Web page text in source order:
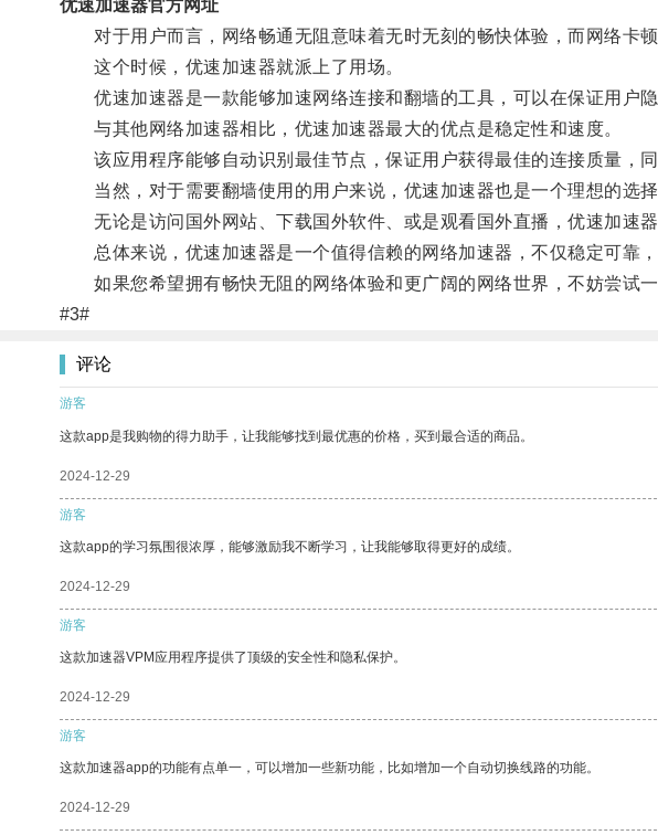
优速加速器官方网址
对于用户而言，网络畅通无阻意味着无时无刻的畅快体验，而网络卡顿
这个时候，优速加速器就派上了用场。
优速加速器是一款能够加速网络连接和翻墙的工具，可以在保证用户
与其他网络加速器相比，优速加速器最大的优点是稳定性和速度。
该应用程序能够自动识别最佳节点，保证用户获得最佳的连接质量，同
当然，对于需要翻墙使用的用户来说，优速加速器也是一个理想的选择
无论是访问国外网站、下载国外软件、或是观看国外直播，优速加速器
总体来说，优速加速器是一个值得信赖的网络加速器，不仅稳定可靠，
如果您希望拥有畅快无阻的网络体验和更广阔的网络世界，不妨尝试一
#3#
评论
游客
这款app是我购物的得力助手，让我能够找到最优惠的价格，买到最合适的商品。
2024-12-29
游客
这款app的学习氛围很浓厚，能够激励我不断学习，让我能够取得更好的成绩。
2024-12-29
游客
这款加速器VPM应用程序提供了顶级的安全性和隐私保护。
2024-12-29
游客
这款加速器app的功能有点单一，可以增加一些新功能，比如增加一个自动切换线路的功能。
2024-12-29